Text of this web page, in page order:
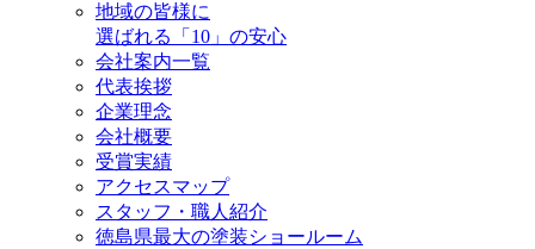
地域の皆様に
選ばれる「10」の安心
会社案内一覧
代表挨拶
企業理念
会社概要
受賞実績
アクセスマップ
スタッフ・職人紹介
徳島県最大の塗装ショールーム